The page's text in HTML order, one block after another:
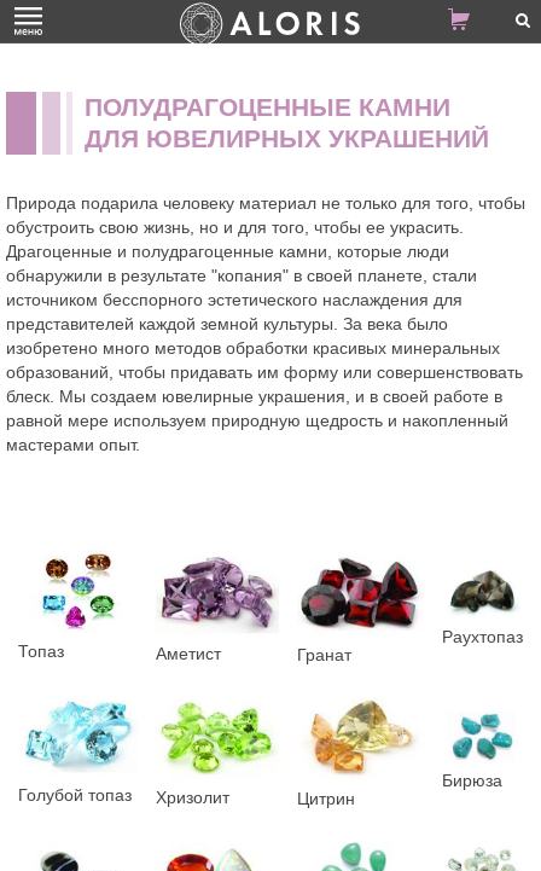
ПОЛУДРАГОЦЕННЫЕ КАМНИ
ДЛЯ ЮВЕЛИРНЫХ УКРАШЕНИЙ
Природа подарила человеку материал не только для того, чтобы
обустроить свою жизнь, но и для того, чтобы ее украсить.
Драгоценные и полудрагоценные камни, которые люди
обнаружили в результате "копания" в своей планете, стали
источником бесспорного эстетического наслаждения для
представителей каждой земной культуры. За века было
изобретено много методов обработки красивых минеральных
образований, чтобы придавать им форму или совершенствовать
блеск. Мы создаем ювелирные украшения, и в своей работе в
равной мере используем природную щедрость и накопленный
мастерами опыт.
Топаз Аметист Гранат
Раухтопаз
Голубой топаз Хризолит Цитрин
Бирюза